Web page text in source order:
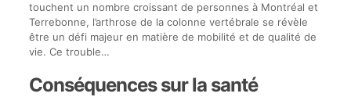
touchent un nombre croissant de personnes à Montréal et
Terrebonne, l’arthrose de la colonne vertébrale se révèle
être un défi majeur en matière de mobilité et de qualité de
vie. Ce trouble…
Conséquences sur la santé